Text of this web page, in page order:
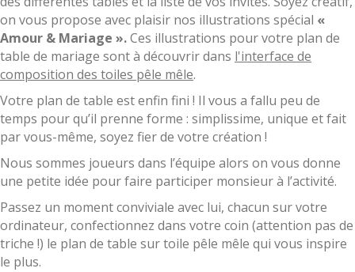
on vous propose avec plaisir nos illustrations spécial «
Amour & Mariage ».Ces illustrations pour votre plan de
table de mariage sont à découvrir dans l'interface de
composition des toiles pêle mêle.
Votre plan de table est enfin fini ! Il vous a fallu peu de
temps pour qu’il prenne forme : simplissime, unique et fait
par vous-même, soyez fier de votre création !
Nous sommes joueurs dans l’équipe alors on vous donne
une petite idée pour faire participer monsieur à l’activité.
Passez un moment conviviale avec lui, chacun sur votre
ordinateur, confectionnez dans votre coin (attention pas de
triche !) le plan de table sur toile pêle mêle qui vous inspire
le plus.